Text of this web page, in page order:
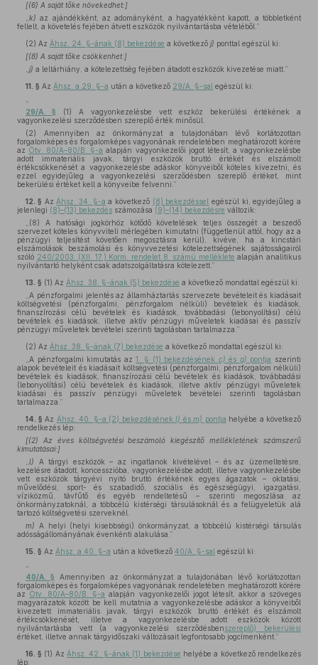
[(6) A saját tőke növekedhet:]
k) az ajándékként, az adományként, a hagyatékként kapott, a többletként
fellelt, a követelés fejében átvett eszközök nyilvántartásba vételéből.”
(2) Az Áhsz. 24. §-ának (8) bekezdése a következő j) ponttal egészül ki:
[(8) A saját tőke csökkenhet:]
j) a leltárhiány, a kötelezettség fejében átadott eszközök kivezetése miatt.”
11. § Az Áhsz. a 29. §-a után a következő 29/A. §-sal egészül ki:
29/A. § (1) A vagyonkezelésbe vett eszköz bekerülési értékének a
vagyonkezelési szerződésben szereplő érték minősül.
(2) Amennyiben az önkormányzat a tulajdonában lévő korlátozottan
forgalomképes és forgalomképes vagyonának rendeletében meghatározott körére
az Ötv. 80/A–80/B. §-a alapján vagyonkezelői jogot létesít, a vagyonkezelésbe
adott immateriális javak, tárgyi eszközök bruttó értékét és elszámolt
értékcsökkenését a vagyonkezelésbe adáskor könyveiből köteles kivezetni, és
ezzel egyidejűleg a vagyonkezelési szerződésben szereplő értéket, mint
bekerülési értéket kell a könyveibe felvenni.”
12. § Az Áhsz. 34. §-a a következő (8) bekezdéssel egészül ki, egyidejűleg a
jelenlegi (8)–(13) bekezdés számozása (9)–(14) bekezdésre változik:
„(8) A hatósági jogkörhöz kötődő követelések teljes összegét a beszedő
szervezet köteles könyvviteli mérlegében kimutatni (függetlenül attól, hogy az a
pénzügyi teljesítést követően megosztásra kerül), kivéve, ha a kincstári
elszámolások beszámolási és könyvvezetési kötelezettségének sajátosságairól
szóló 240/2003. (XII. 17.) Korm. rendelet 8. számú melléklete alapján analitikus
nyilvántartó helyként csak adatszolgáltatásra kötelezett.”
13. § (1) Az Áhsz. 38. §-ának (5) bekezdése a következő mondattal egészül ki:
„A pénzforgalmi jelentés az államháztartás szervezete bevételeit és kiadásait
költségvetési (pénzforgalmi, pénzforgalom nélküli) bevételek és kiadások,
finanszírozási célú bevételek és kiadások, továbbadási (lebonyolítási) célú
bevételek és kiadások, illetve aktív pénzügyi műveletek kiadásai és passzív
pénzügyi műveletek bevételei szerinti tagolásban tartalmazza.”
(2) Az Áhsz. 38. §-ának (7) bekezdése a következő mondattal egészül ki:
„A pénzforgalmi kimutatás az1. § (1) bekezdésének c) és g) pontja szerinti
alapok bevételeit és kiadásait költségvetési (pénzforgalmi, pénzforgalom nélküli)
bevételek és kiadások, finanszírozási célú bevételek és kiadások, továbbadási
(lebonyolítási) célú bevételek és kiadások, illetve aktív pénzügyi műveletek
kiadásai és passzív pénzügyi műveletek bevételei szerinti tagolásban
tartalmazza.”
14. § Az Áhsz. 40. §-a (2) bekezdésénekl) ésm) pontja helyébe a következő
rendelkezés lép:
[(2) Az éves költségvetési beszámoló kiegészítő mellékletének számszerű
kimutatásai:]
l) A tárgyi eszközök – az ingatlanok kivételével – és az üzemeltetésre,
kezelésre átadott, koncesszióba, vagyonkezelésbe adott, illetve vagyonkezelésbe
vett eszközök tárgyévi nyitó bruttó értékének egyes ágazatok – oktatási,
művelődési, sport- és szabadidő, szociális és egészségügyi, igazgatási,
víziközmű, távfűtő és egyéb rendeltetésű – szerinti megoszlása az
önkormányzatoknál, a többcélú kistérségi társulásoknál és a felügyeletük alá
tartozó költségvetési szerveknél.
m) A helyi (helyi kisebbségi) önkormányzat, a többcélú kistérségi társulás
adósságállományának évenkénti alakulása.”
15. § Az Áhsz. a 40. §-a után a következő 40/A. §-sal egészül ki:
40/A. § Amennyiben az önkormányzat a tulajdonában lévő korlátozottan
forgalomképes és forgalomképes vagyonának rendeletében meghatározott körére
az Ötv. 80/A–80/B. §-a alapján vagyonkezelői jogot létesít, akkor a szöveges
magyarázatok között be kell mutatnia a vagyonkezelésbe adáskor a könyveiből
kivezetett immateriális javak, tárgyi eszközök bruttó értékét és elszámolt
értékcsökkenését, illetve a vagyonkezelésbe adott eszközök között
nyilvántartásba vett (a vagyonkezelési szerződésbenszereplő) bekerülési
értéket, illetve annak tárgyidőszaki változásait legfontosabb jogcímenként.”
16. § (1) Az Áhsz. 42. §-ának (1) bekezdése helyébe a következő rendelkezés
lép: